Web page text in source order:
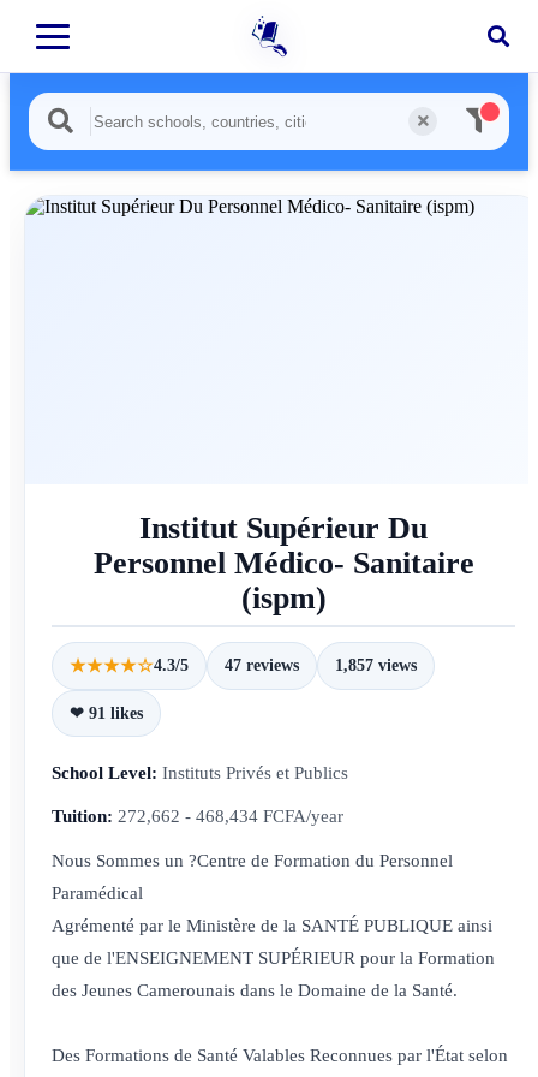
Institut Supérieur Du
Personnel Médico- Sanitaire
(ispm)
★★★★☆4.3/5 47 reviews 1,857 views
❤ 91 likes
School Level: Instituts Privés et Publics
Tuition: 272,662 - 468,434 FCFA/year
Nous Sommes un ?Centre de Formation du Personnel
Paramédical
Agrémenté par le Ministère de la SANTÉ PUBLIQUE ainsi
que de l'ENSEIGNEMENT SUPÉRIEUR pour la Formation
des Jeunes Camerounais dans le Domaine de la Santé.
Des Formations de Santé Valables Reconnues par l'État selon